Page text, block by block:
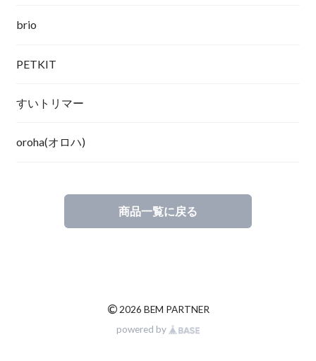
brio
PETKIT
すいトリマー
oroha(オロハ)
商品一覧に戻る
© 2026 BEM PARTNER
powered by